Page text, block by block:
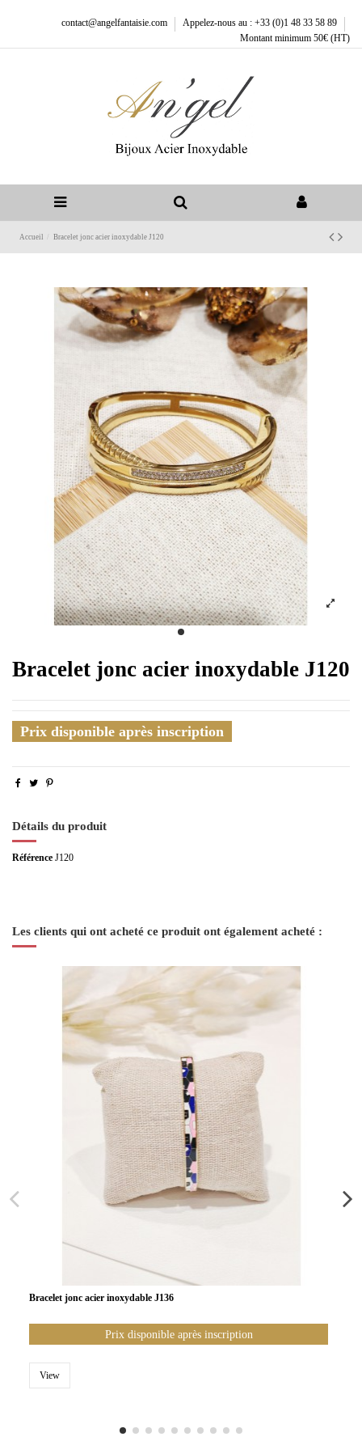
contact@angelfantaisie.com
Appelez-nous au : +33 (0)1 48 33 58 89
Montant minimum 50€ (HT)
Accueil Bracelet jonc acier inoxydable J120
Bracelet jonc acier inoxydable J120
Prix disponible après inscription
Détails du produit
Référence J120
Les clients qui ont acheté ce produit ont également acheté :
Bracelet jonc acier inoxydable J136
Prix disponible après inscription
View